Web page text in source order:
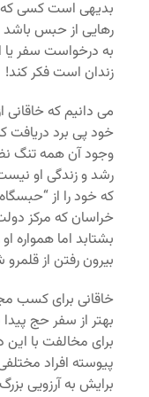
بدیهی است کسی که
رهایی از حبس
به درخواست سفر
زندان است فکر کند!
می دانیم که
خود پی برد دریافت
وجود آن همه تنگ
رشد و زندگی او
که خود را از
خراسان که مرکز
بشتابد اما همواره
بیرون رفتن از
خاقانی برای کسب
بهتر از سفر حج پیدا
برای مخالفت با
پیوسته افراد
برایش به آرزویی